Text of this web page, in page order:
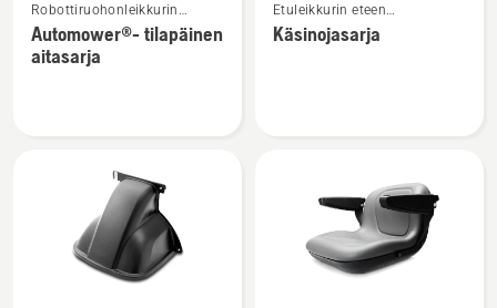
lisätietoja
tuotteesta
Automower®-
Robottiruohonleikkurin
lisälaitteet
Automower®- tilapäinen
aitasarja
lisätietoja
tuotteesta
Etuleikkurin eteen
kiinnitettävät lisälaitteet
Käsinojasarja